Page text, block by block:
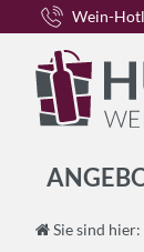
Wein-
WEIN-
Sie sind hier: